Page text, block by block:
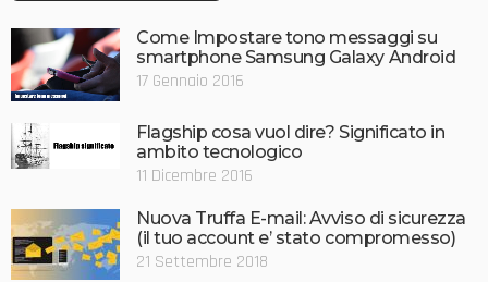
Come Impostare tono messaggi su
smartphone Samsung Galaxy Android
17 Gennaio 2016
Flagship cosa vuol dire? Significato in
ambito tecnologico
11 Dicembre 2016
Nuova Truffa E-mail: Avviso di sicurezza
(il tuo account e’ stato compromesso)
21 Settembre 2018